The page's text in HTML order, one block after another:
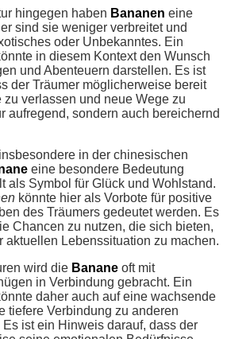
hingegen haben Bananen eine
sind sie weniger verbreitet und
oder Unbekanntes. Ein
in diesem Kontext den Wunsch
und Abenteuern darstellen. Es ist
der Träumer möglicherweise bereit
zu verlassen und neue Wege zu
aufregend, sondern auch bereichernd
in der chinesischen
eine besondere Bedeutung
als Symbol für Glück und Wohlstand.
könnte hier als Vorbote für positive
des Träumers gedeutet werden. Es
Chancen zu nutzen, die sich bieten,
aktuellen Lebenssituation zu machen.
wird die Banane oft mit
in Verbindung gebracht. Ein
daher auch auf eine wachsende
tiefere Verbindung zu anderen
ist ein Hinweis darauf, dass der